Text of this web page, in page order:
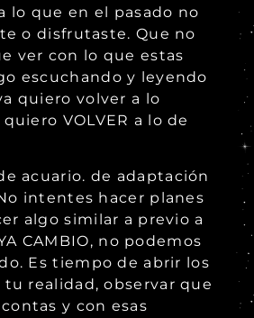
lo que en el pasado no
o disfrutaste. Que no
ver con lo que estas
escuchando y leyendo
quiero volver a lo
VOLVER a lo de
acuario. de adaptación
intentes hacer planes
algo similar a previo a
CAMBIO, no podemos
Es tiempo de abrir los
tu realidad, observar que
y con esas